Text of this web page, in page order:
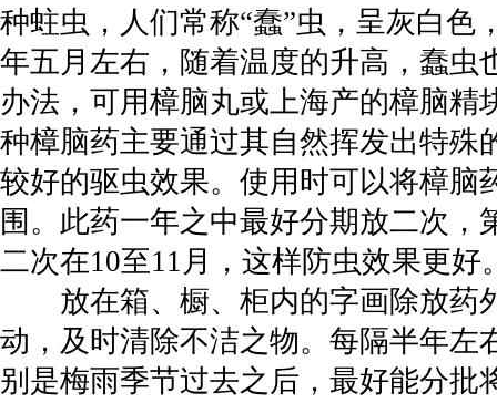
种蛀虫，人们常称“蠢”虫，呈灰白色
年五月左右，随着温度的升高，蠢虫
办法，可用樟脑丸或上海产的樟脑精
种樟脑药主要通过其自然挥发出特殊
较好的驱虫效果。使用时可以将樟脑
围。此药一年之中最好分期放二次，
二次在10至11月，这样防虫效果更好
放在箱、橱、柜内的字画除放药
动，及时清除不洁之物。每隔半年左
别是梅雨季节过去之后，最好能分批